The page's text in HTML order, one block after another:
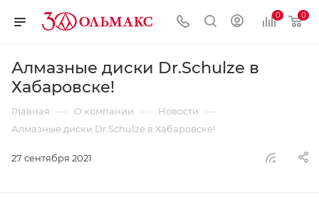
0 0
Алмазные диски Dr.Schulze в
Хабаровске!
Главная — О компании — Новости —
Алмазные диски Dr.Schulze в Хабаровске!
27 сентября 2021